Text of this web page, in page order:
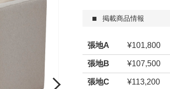
Next
掲載商品情報
張地A ¥101,800
張地B ¥107,500
張地C ¥113,200